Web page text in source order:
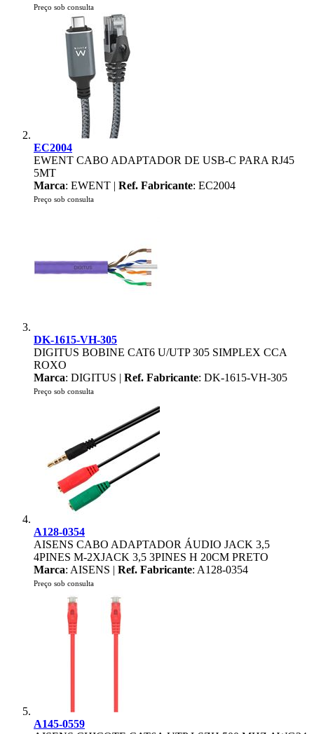
Preço sob consulta
EC2004
EWENT CABO ADAPTADOR DE USB-C PARA RJ45
5MT
Marca: EWENT | Ref. Fabricante: EC2004
Preço sob consulta
DK-1615-VH-305
DIGITUS BOBINE CAT6 U/UTP 305 SIMPLEX CCA
ROXO
Marca: DIGITUS | Ref. Fabricante: DK-1615-VH-305
Preço sob consulta
A128-0354
AISENS CABO ADAPTADOR ÁUDIO JACK 3,5
4PINES M-2XJACK 3,5 3PINES H 20CM PRETO
Marca: AISENS | Ref. Fabricante: A128-0354
Preço sob consulta
A145-0559